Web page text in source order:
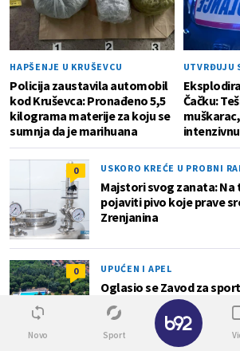
HAPŠENJE U KRUŠEVCU
Policija zaustavila automobil
kod Kruševca: Pronađeno 5,5
kilograma materije za koju se
sumnja da je marihuana
UTVRĐUJU
Čačku:
0 USKORO KREĆE U PROBNI
Majstori svog zanata: Na
pojaviti pivo koje prave
Zrenjanina
0 UPUĆEN I APEL
Oglasio se Zavod za
na bazenu Košutnjak:
star oko 70 godina
Novo Sport
✕